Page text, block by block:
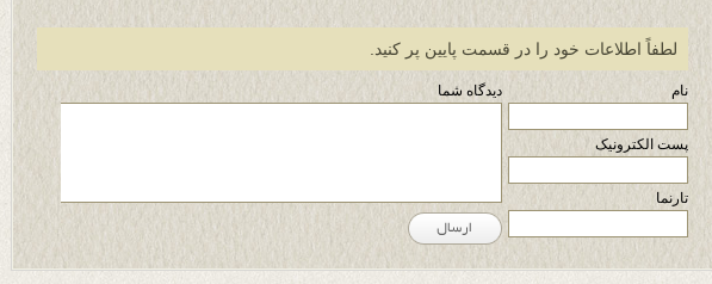
لطفاً اطلاعات خود را در قسمت پایین پر کنید.
نام
پست الکترونیک
تارنما
دیدگاه شما